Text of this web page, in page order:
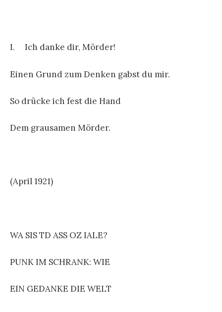
I. Ich danke dir, Mörder!
Einen Grund zum Denken gabst du mir.
So drücke ich fest die Hand
Dem grausamen Mörder.
(April 1921)
WA SIS TD ASS OZ IALE?
PUNK IM SCHRANK: WIE
EIN GEDANKE DIE WELT